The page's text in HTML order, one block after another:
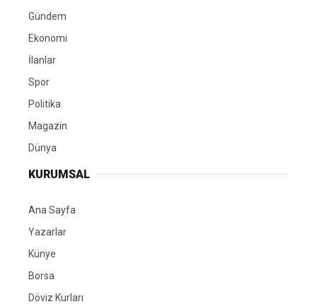
Gündem
Ekonomi
İlanlar
Spor
Politika
Magazin
Dünya
KURUMSAL
Ana Sayfa
Yazarlar
Künye
Borsa
Döviz Kurları